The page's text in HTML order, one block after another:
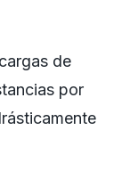
de
por